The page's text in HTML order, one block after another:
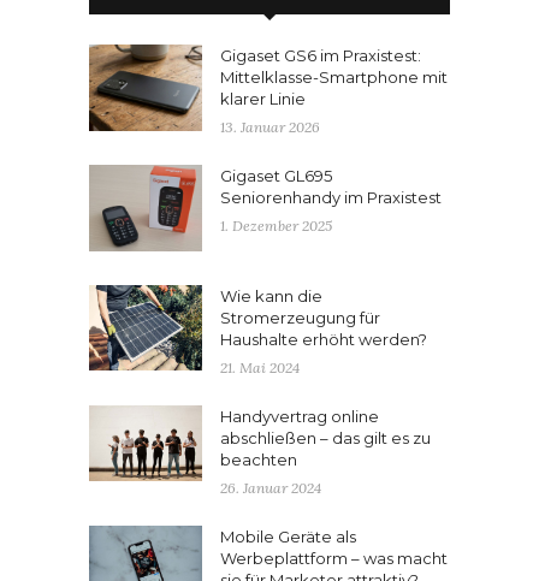
Gigaset GS6 im Praxistest:
Mittelklasse-Smartphone mit
klarer Linie
13. Januar 2026
Gigaset GL695
Seniorenhandy im Praxistest
1. Dezember 2025
Wie kann die
Stromerzeugung für
Haushalte erhöht werden?
21. Mai 2024
Handyvertrag online
abschließen – das gilt es zu
beachten
26. Januar 2024
Mobile Geräte als
Werbeplattform – was macht